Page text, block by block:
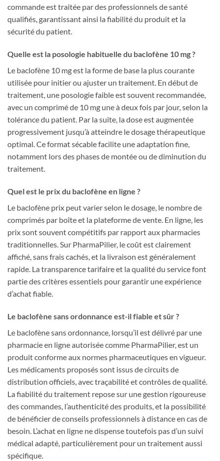
commande est traitée par des professionnels de santé
qualifiés, garantissant ainsi la fiabilité du produit et la
sécurité du patient.
Quelle est la posologie habituelle du baclofène 10 mg ?
Le baclofène 10 mg est la forme de base la plus courante
utilisée pour initier ou ajuster un traitement. En début de
traitement, une posologie faible est souvent recommandée,
avec un comprimé de 10 mg une à deux fois par jour, selon la
tolérance du patient. Par la suite, la dose est augmentée
progressivement jusqu’à atteindre le dosage thérapeutique
optimal. Ce format sécable facilite une adaptation fine,
notamment lors des phases de montée ou de diminution du
traitement.
Quel est le prix du baclofène en ligne ?
Le baclofène prix peut varier selon le dosage, le nombre de
comprimés par boîte et la plateforme de vente. En ligne, les
prix sont souvent compétitifs par rapport aux pharmacies
traditionnelles. Sur PharmaPilier, le coût est clairement
affiché, sans frais cachés, et la livraison est généralement
rapide. La transparence tarifaire et la qualité du service font
partie des critères essentiels pour garantir une expérience
d’achat fiable.
Le baclofène sans ordonnance est-il fiable et sûr ?
Le baclofène sans ordonnance, lorsqu’il est délivré par une
pharmacie en ligne autorisée comme PharmaPilier, est un
produit conforme aux normes pharmaceutiques en vigueur.
Les médicaments proposés sont issus de circuits de
distribution officiels, avec traçabilité et contrôles de qualité.
La fiabilité du traitement repose sur une gestion rigoureuse
des commandes, l’authenticité des produits, et la possibilité
de bénéficier de conseils professionnels à distance en cas de
besoin. L’achat en ligne ne dispense toutefois pas d’un suivi
médical adapté, particulièrement pour un traitement aussi
spécifique.